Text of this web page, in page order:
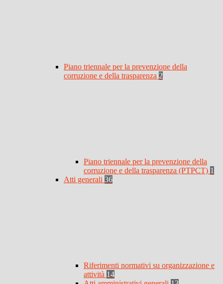
Piano triennale per la prevenzione della
corruzione e della trasparenza 2
Piano triennale per la prevenzione della
corruzione e della trasparenza (PTPCT) 1
Atti generali 36
Riferimenti normativi su organizzazione e
attività 14